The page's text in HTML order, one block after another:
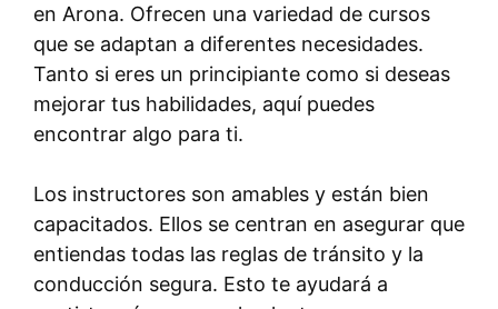
en Arona. Ofrecen una variedad de cursos
que se adaptan a diferentes necesidades.
Tanto si eres un principiante como si deseas
mejorar tus habilidades, aquí puedes
encontrar algo para ti.
Los instructores son amables y están bien
capacitados. Ellos se centran en asegurar que
entiendas todas las reglas de tránsito y la
conducción segura. Esto te ayudará a